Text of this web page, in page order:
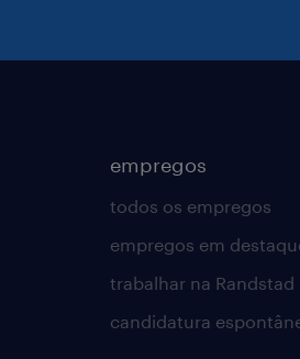
empregos
todos os empregos
empregos em
trabalhar na Randstad
candidatura